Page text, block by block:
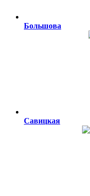
Большова
Савицкая